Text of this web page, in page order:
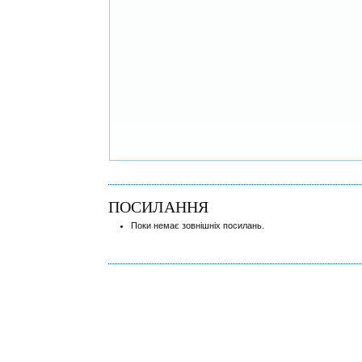
ПОСИЛАННЯ
Поки немає зовнішніх посилань.